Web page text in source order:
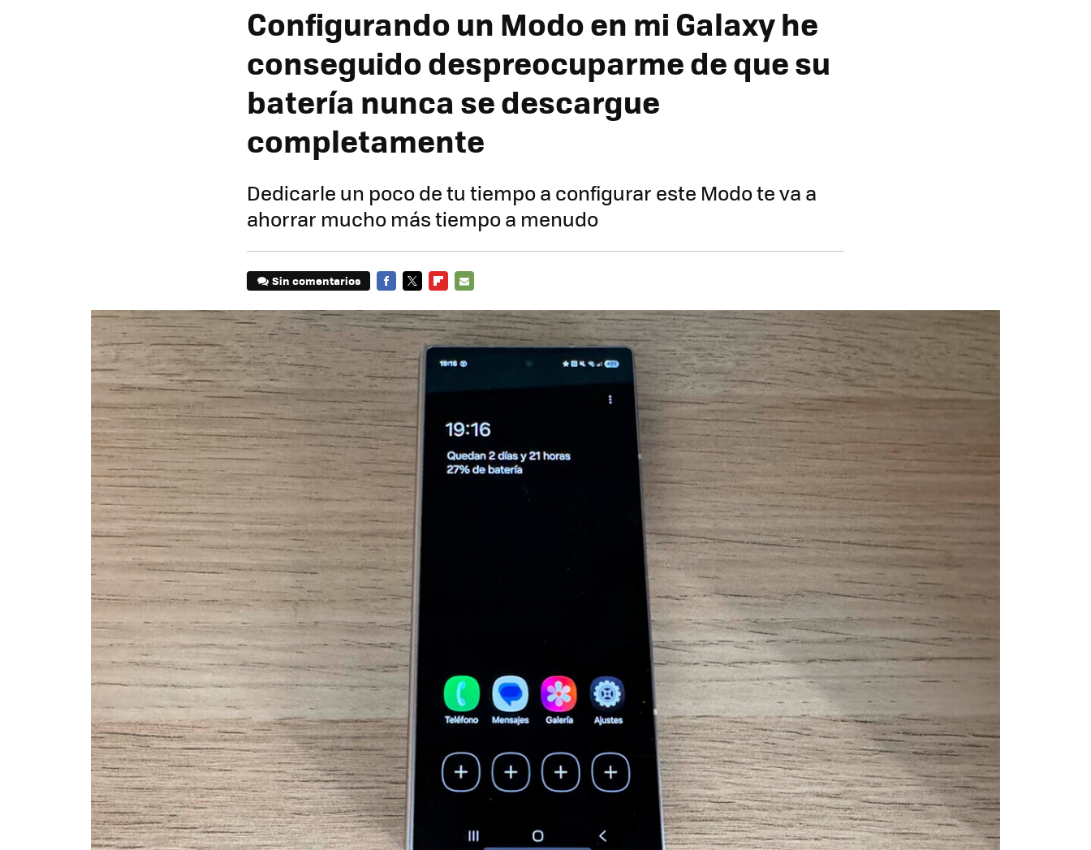
Configurando un Modo en mi Galaxy he
conseguido despreocuparme de que su
batería nunca se descargue
completamente
Dedicarle un poco de tu tiempo a configurar este Modo te va a
ahorrar mucho más tiempo a menudo
Sin comentarios
MAIL